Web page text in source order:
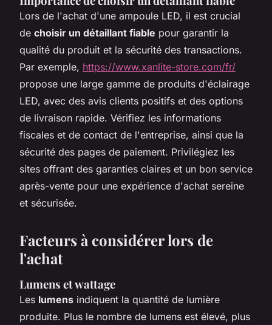
Lors de l'achat d'une ampoule LED, il est crucial
de choisir un détaillant fiable pour garantir la
qualité du produit et la sécurité des transactions.
Par exemple, https://www.xanlite-store.com/fr/
propose une large gamme de produits d'éclairage
LED, avec des avis clients positifs et des options
de livraison rapide. Vérifiez les informations
fiscales et de contact de l'entreprise, ainsi que la
sécurité des pages de paiement. Privilégiez les
sites offrant des garanties claires et un bon service
après-vente pour une expérience d'achat sereine
et sécurisée.
Facteurs à considérer lors de
l'achat
Lumens et wattage
Les lumens indiquent la quantité de lumière
produite. Plus le nombre de lumens est élevé, plus